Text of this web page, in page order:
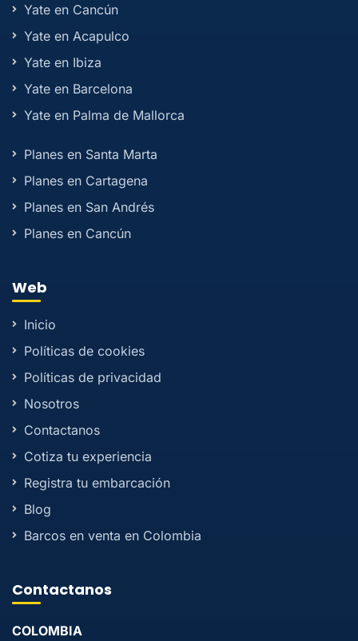
Yate en Cancún
Yate en Acapulco
Yate en Ibiza
Yate en Barcelona
Yate en Palma de Mallorca
Planes en Santa Marta
Planes en Cartagena
Planes en San Andrés
Planes en Cancún
Web
Inicio
Políticas de cookies
Políticas de privacidad
Nosotros
Contactanos
Cotiza tu experiencia
Registra tu embarcación
Blog
Barcos en venta en Colombia
Contactanos
COLOMBIA